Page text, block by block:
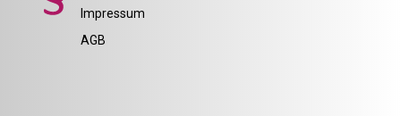
Impressum
AGB